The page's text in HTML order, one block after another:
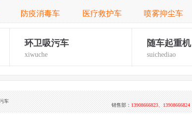
防疫消毒车 医疗救护车 喷雾抑尘车
环卫吸污车
xiwuche
随车起重机
suichediao
车
销售部：13908666823、13908666824